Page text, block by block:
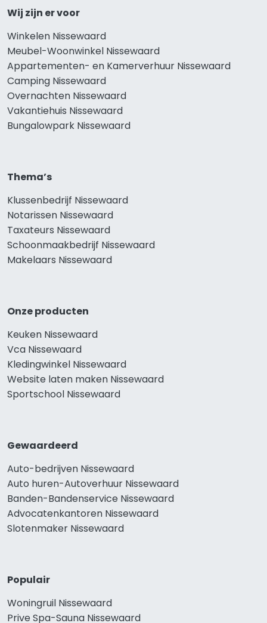
Wij zijn er voor
Winkelen Nissewaard
Meubel-Woonwinkel Nissewaard
Appartementen- en Kamerverhuur Nissewaard
Camping Nissewaard
Overnachten Nissewaard
Vakantiehuis Nissewaard
Bungalowpark Nissewaard
Thema’s
Klussenbedrijf Nissewaard
Notarissen Nissewaard
Taxateurs Nissewaard
Schoonmaakbedrijf Nissewaard
Makelaars Nissewaard
Onze producten
Keuken Nissewaard
Vca Nissewaard
Kledingwinkel Nissewaard
Website laten maken Nissewaard
Sportschool Nissewaard
Gewaardeerd
Auto-bedrijven Nissewaard
Auto huren-Autoverhuur Nissewaard
Banden-Bandenservice Nissewaard
Advocatenkantoren Nissewaard
Slotenmaker Nissewaard
Populair
Woningruil Nissewaard
Prive Spa-Sauna Nissewaard